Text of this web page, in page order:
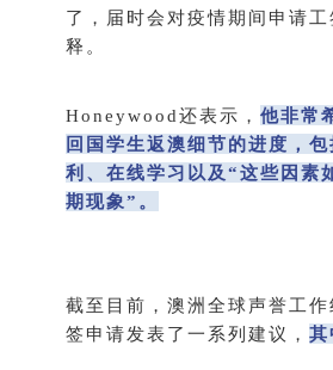
了，届时会对疫情期间申请
释。
Honeywood还表示， 他非常
回国学生返澳细节的进度，
利、在线学习以及“这些因素
期现象”。
截至目前，澳洲全球声誉工
签申请发表了一系列建议， 其